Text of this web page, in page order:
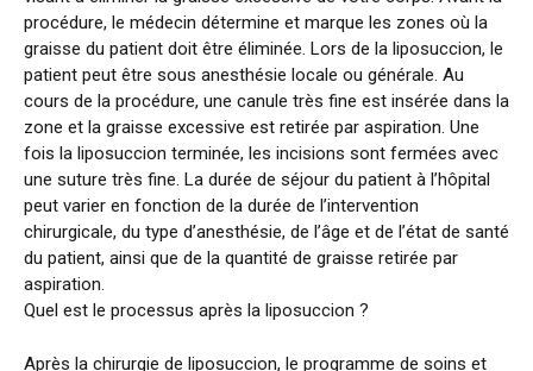
procédure, le médecin détermine et marque les zones où la
graisse du patient doit être éliminée. Lors de la liposuccion, le
patient peut être sous anesthésie locale ou générale. Au
cours de la procédure, une canule très fine est insérée dans la
zone et la graisse excessive est retirée par aspiration. Une
fois la liposuccion terminée, les incisions sont fermées avec
une suture très fine. La durée de séjour du patient à l’hôpital
peut varier en fonction de la durée de l’intervention
chirurgicale, du type d’anesthésie, de l’âge et de l’état de santé
du patient, ainsi que de la quantité de graisse retirée par
aspiration.
Quel est le processus après la liposuccion ?
Après la chirurgie de liposuccion, le programme de soins et